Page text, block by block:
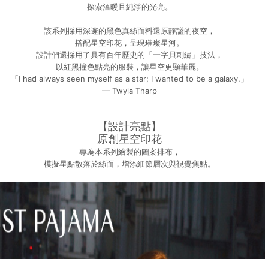
探索溫暖且純淨的光亮。
該系列採用深邃的黑色真絲面料還原靜謐的夜空，
搭配星空印花，呈現璀璨星河。
設計們還採用了具有百年歷史的「一字貝刺繡」技法，
以紅黑撞色點亮的服裝，讓星空更顯華麗。
「I had always seen myself as a star; I wanted to be a galaxy.」
— Twyla Tharp
【設計亮點】
原創星空印花
專為本系列繪製的圖案排布，
模擬星點散落於絲面，增添細節層次與視覺焦點。